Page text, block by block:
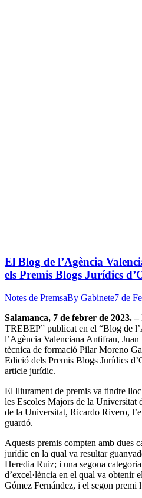
El Blog de l’Agència
els Premis Blogs Jurídics
Notes de PremsaBy Gabinete7 de
Salamanca, 7 de febrer de 2023. –
TREBEP” publicat en el “Blog de
l’Agència Valenciana Antifrau, Juan
tècnica de formació Pilar Moreno
Edició dels Premis Blogs Jurídics
article jurídic.
El lliurament de premis va tindre
les Escoles Majors de la Universitat
de la Universitat, Ricardo Rivero,
guardó.
Aquests premis compten amb dues
jurídic en la qual va resultar
Heredia Ruiz; i una segona
d’excel·lència en el qual va obtenir
Gómez Fernández, i el segon premi